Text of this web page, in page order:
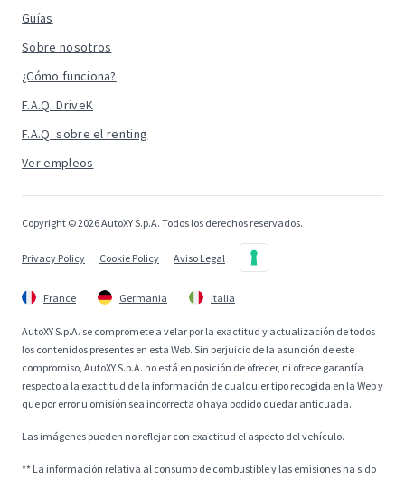
Guías
Sobre nosotros
¿Cómo funciona?
F.A.Q. DriveK
F.A.Q. sobre el renting
Ver empleos
Copyright © 2026 AutoXY S.p.A. Todos los derechos reservados.
Privacy Policy Cookie Policy Aviso Legal
France Germania Italia
AutoXY S.p.A. se compromete a velar por la exactitud y actualización de todos
los contenidos presentes en esta Web. Sin perjuicio de la asunción de este
compromiso, AutoXY S.p.A. no está en posición de ofrecer, ni ofrece garantía
respecto a la exactitud de la información de cualquier tipo recogida en la Web y
que por error u omisión sea incorrecta o haya podido quedar anticuada.
Las imágenes pueden no reflejar con exactitud el aspecto del vehículo.
** La información relativa al consumo de combustible y las emisiones ha sido